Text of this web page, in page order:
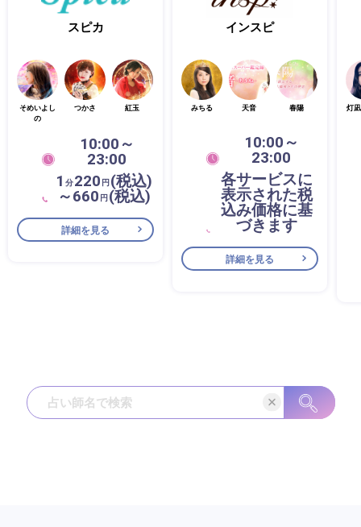
スピカ
そめいよし
の
つかさ 紅玉
10:00～
23:00
1 分220 円(税込)
～660 円(税込)
詳細を見る
インスピ
みちる 天音 春陽
10:00～
23:00
各サービスに
表示された税
込み価格に基
づきます
詳細を見る
灯